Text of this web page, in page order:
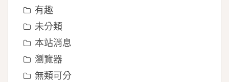
有趣
未分類
本站消息
瀏覽器
無類可分